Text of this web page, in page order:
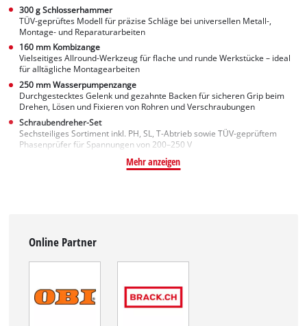
300 g Schlosserhammer
TÜV-geprüftes Modell für präzise Schläge bei universellen Metall-,
Montage- und Reparaturarbeiten
160 mm Kombizange
Vielseitiges Allround-Werkzeug für flache und runde Werkstücke – ideal
für alltägliche Montagearbeiten
250 mm Wasserpumpenzange
Durchgestecktes Gelenk und gezahnte Backen für sicheren Grip beim
Drehen, Lösen und Fixieren von Rohren und Verschraubungen
Schraubendreher-Set
Sechsteiliges Sortiment inkl. PH, SL, T-Abtrieb sowie TÜV-geprüftem
Phasenprüfer für Spannungen von 200–250 V
Mehr anzeigen
Online Partner